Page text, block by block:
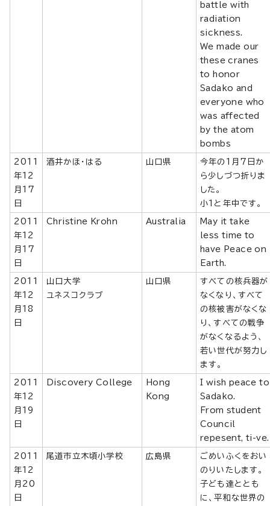
battle with
radiation
sickness.
We made our
these cranes
to honor
Sadako and
everyone who
was affected
by the atom
bombs
2011
年12
月17
日
酒井かほ・はる 山口県
今年の1月7日か
ら少しづつ折りま
した。
小1と年中です。
2011
年12
月17
日
Christine Krohn Australia
May it take
less time to
have Peace on
Earth.
2011
年12
月18
日
山口大学
ユネスコクラブ
山口県
すべての核兵器が
なくなり、すべて
の核被害がなくな
り、すべての戦争
がなくなるよう、
若い世代が努力し
ます。
2011
年12
月19
日
Discovery College
Hong
Kong
I wish peace to
Sadako.
From student
Council
repesent, ti-ve.
2011
年12
月20
日
尾道市立木頃小学校 広島県
ごめいふくをおい
のりいたします。
子ども達ととも
に、平和な世界の